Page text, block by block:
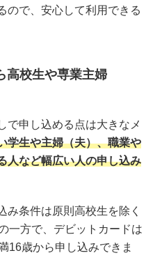
ので、安心して利用できる
高校生や専業主婦
で申し込める点は大きなメ
学生や主婦（夫）、職業や
人など幅広い人の申し込み
み条件は原則高校生を除く
一方で、デビットカードは
16歳から申し込みできま